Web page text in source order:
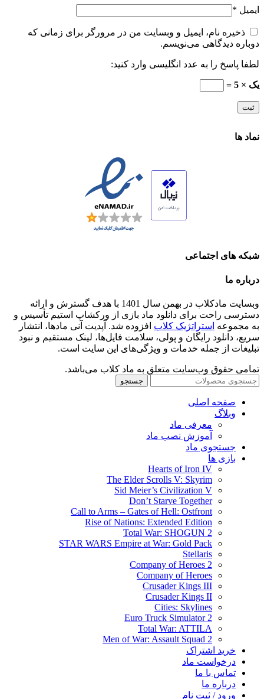
ایمیل *
ذخیره نام، ایمیل و وبسایت من در مرورگر برای زمانی که
دوباره دیدگاهی می‌نویسم.
لطفا پاسخ را به عدد انگلیسی وارد کنید:
یک × 5 =
نماد ها
شبکه های اجتماعی
درباره ما
وبسایت مادکلاب در بهمن سال 1401 با هدف گسترش و ارائه
دسترسی راحت برای دانلود ماد بازی از ورکشاپ استیم تأسیس و
به مجموعه استراتژیک کلاب افزوده شد. آپدیت آنی مادها، انتشار
سریع، دانلود رایگان و پولی، سلامت فایل‌ها، لینک مستقیم و نبود
تبلیغات از جمله خدمات و ویژگی‌های این سایت است.
تمامی حقوق وب‌سایت متعلق به ماد کلاب می‌باشد.
جستجو
صفحه اصلی
وبلاگ
معرفی ماد
آموزش نصب ماد
جستجوی ماد
بازی ها
Hearts of Iron IV
The Elder Scrolls V: Skyrim
Sid Meier’s Civilization V
Don’t Starve Together
Call to Arms – Gates of Hell: Ostfront
Rise of Nations: Extended Edition
Total War: SHOGUN 2
STAR WARS Empire at War: Gold Pack
Stellaris
Company of Heroes 2
Company of Heroes
Crusader Kings III
Crusader Kings II
Cities: Skylines
Euro Truck Simulator 2
Total War: ATTILA
Men of War: Assault Squad 2
خرید اشتراک
درخواست ماد
تماس با ما
درباره ما
ورود / ثبت نام